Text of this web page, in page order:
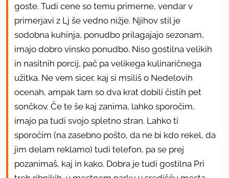
goste. Tudi cene so temu primerne, vendar v
primerjavi z Lj še vedno nižje. Njihov stil je
sodobna kuhinja, ponudbo prilagajajo sezonam,
imajo dobro vinsko ponudbo. Niso gostilna velikih
in nasitnih porcij, pač pa velikega kulinaričnega
užitka. Ne vem sicer, kaj si msiliš o Nedelovih
ocenah, ampak tam so dva krat dobili čistih pet
sončkov. Če te še kaj zanima, lahko sporočim,
imajo pa tudi svojo spletno stran. Lahko ti
sporočim (na zasebno pošto, da ne bi kdo rekel, da
jim delam reklamo) tudi telefon, pa se prej
pozanimaš, kaj in kako. Dobra je tudi gostilna Pri